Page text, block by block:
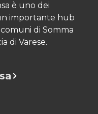
è uno dei
importante hub
di Somma
di Varese.